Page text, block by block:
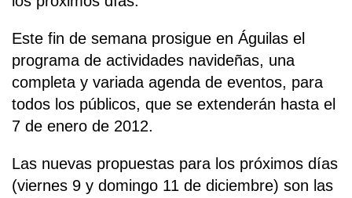
Este fin de semana prosigue en Águilas el
programa de actividades navideñas, una
completa y variada agenda de eventos, para
todos los públicos, que se extenderán hasta el
7 de enero de 2012.
Las nuevas propuestas para los próximos días
(viernes 9 y domingo 11 de diciembre) son las